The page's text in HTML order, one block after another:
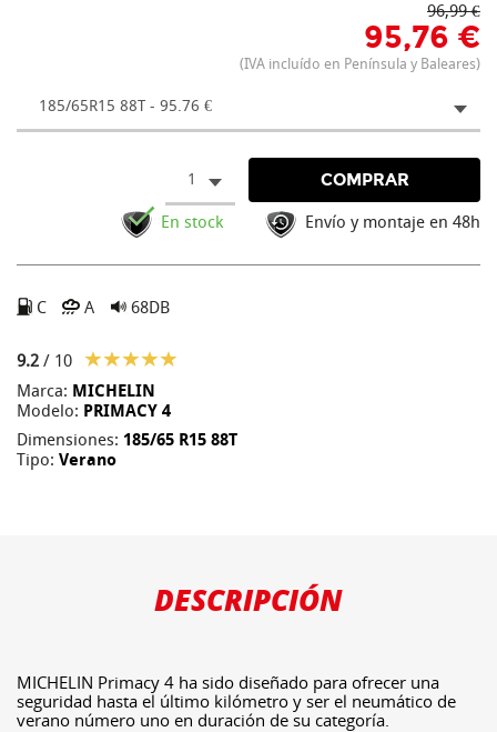
96,99 €
95,76 €
(IVA incluído en Península y Baleares)
185/65R15 88T - 95.76 €
1 COMPRAR
En stock Envío y montaje en 48h
C A 68DB
9.2 / 10
Marca: MICHELIN
Modelo: PRIMACY 4
Dimensiones: 185/65 R15 88T
Tipo: Verano
DESCRIPCIÓN
MICHELIN Primacy 4 ha sido diseñado para ofrecer una
seguridad hasta el último kilómetro y ser el neumático de
verano número uno en duración de su categoría.